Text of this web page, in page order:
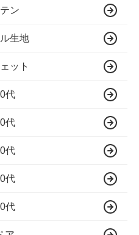
ン
生地
ット
代
代
代
代
代